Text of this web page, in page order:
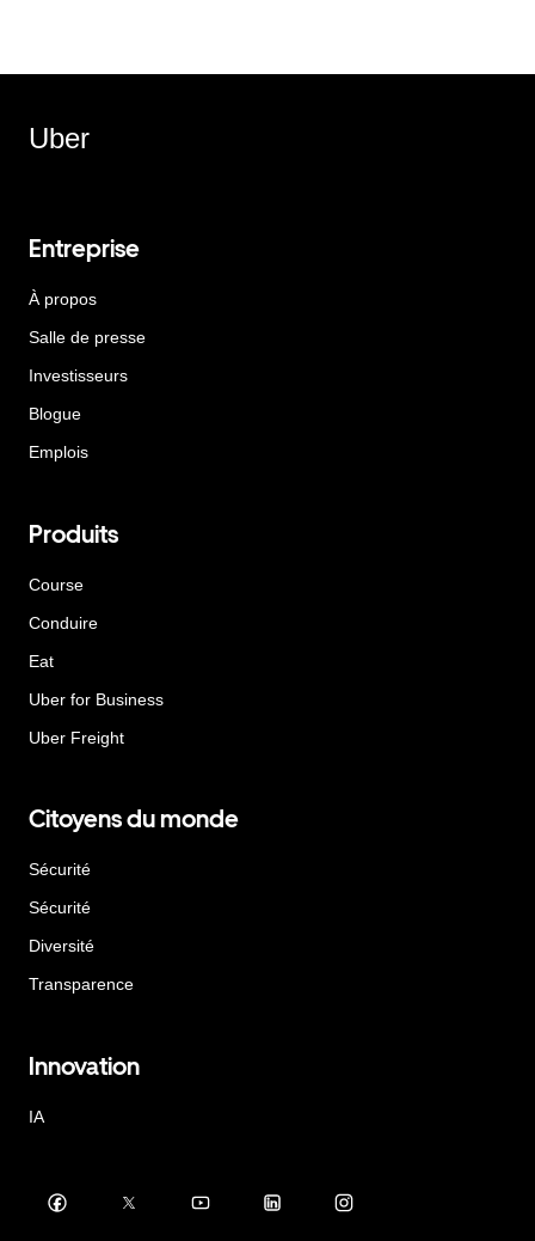
Uber
Entreprise
À propos
Salle de presse
Investisseurs
Blogue
Emplois
Produits
Course
Conduire
Eat
Uber for Business
Uber Freight
Citoyens du monde
Sécurité
Sécurité
Diversité
Transparence
Innovation
IA